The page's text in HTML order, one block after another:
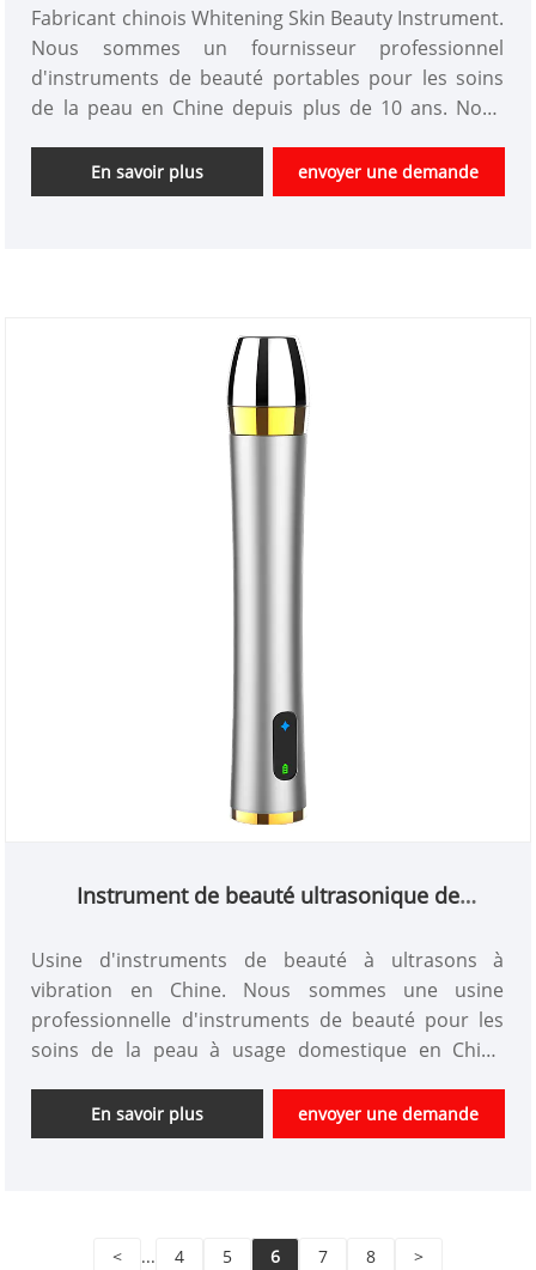
Fabricant chinois Whitening Skin Beauty Instrument.
Nous sommes un fournisseur professionnel
d'instruments de beauté portables pour les soins
de la peau en Chine depuis plus de 10 ans. Nous
personnalisés et avons un bon avantage de prix et
offrons des services de conception. marchés. Nous
En savoir plus envoyer une demande
Instrument de beauté ultrasonique de
Usine d'instruments de beauté à ultrasons à
vibration en Chine. Nous sommes une usine
professionnelle d'instruments de beauté pour les
soins de la peau à usage domestique en Chine
d'instruments de beauté personnalisés et avons un
bon avantage de prix et couvrons la plupart des
En savoir plus envoyer une demande
< ... 4 5 6 7 8 >